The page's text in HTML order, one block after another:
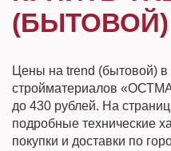
(БЫТОВОЙ)
Цены на trend (бытовой) в
стройматериалов
до 430 рублей. На
подробные технические
покупки и доставки по